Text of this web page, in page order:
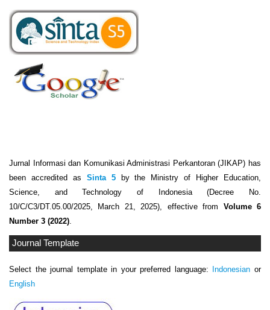
Jurnal Informasi dan Komunikasi Administrasi Perkantoran (JIKAP) has
been accredited as Sinta 5by the Ministry of Higher Education,
Science, and Technology of Indonesia (Decree No.
10/C/C3/DT.05.00/2025, March 21, 2025), effective from Volume 6
Number 3 (2022)
Journal Template
Select the journal template in your preferred language: Indonesian or
English